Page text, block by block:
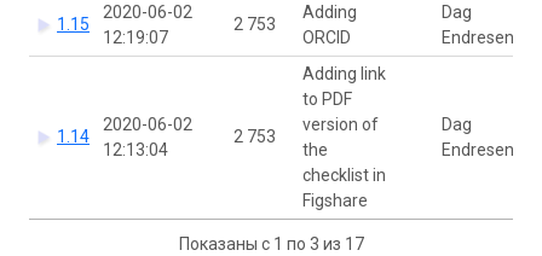
1.15
2020-06-02
12:19:07
2 753
Adding
ORCID
Dag
Endresen
1.14
2020-06-02
12:13:04
2 753
Adding link
to PDF
version of
the
checklist in
Figshare
Dag
Endresen
Показаны с 1 по 3 из 17